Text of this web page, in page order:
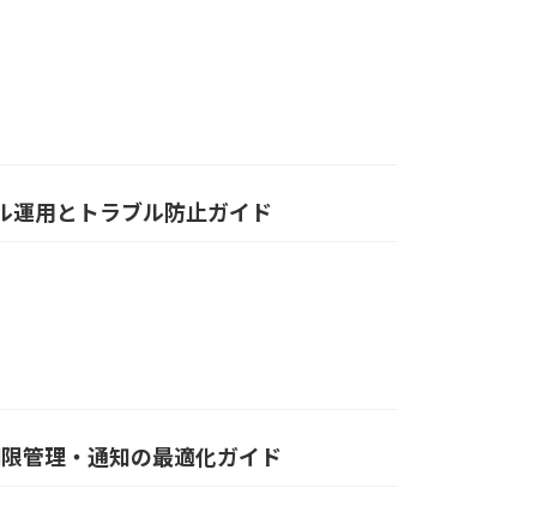
運用とトラブル防止ガイド
管理・通知の最適化ガイド